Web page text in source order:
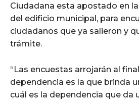
Ciudadana esta apostado en
del edificio municipal, para
ciudadanos que ya salieron y
trámite.
“Las encuestas arrojarán al
dependencia es la que brinda
cuál es la dependencia que da